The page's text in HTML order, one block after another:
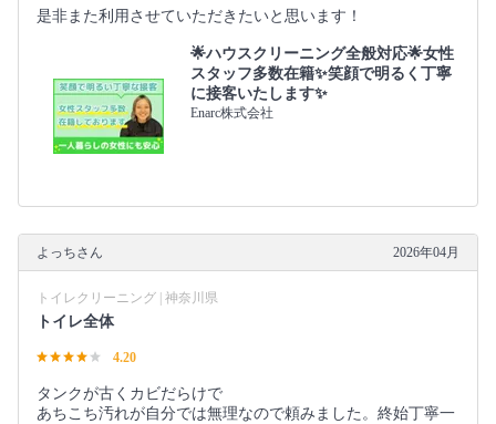
是非また利用させていただきたいと思います！
🌟ハウスクリーニング全般対応🌟女性
スタッフ多数在籍✨笑顔で明るく丁寧
に接客いたします✨
Enarc株式会社
よっちさん 2026年04月
トイレクリーニング | 神奈川県
トイレ全体
4.20
タンクが古くカビだらけで
あちこち汚れが自分では無理なので頼みました。終始丁寧一